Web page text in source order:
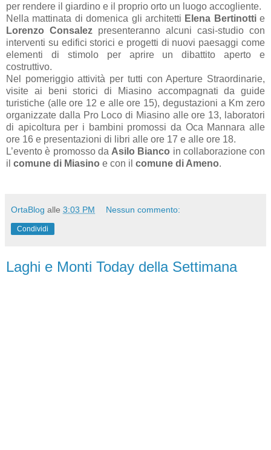
per rendere il giardino e il proprio orto un luogo accogliente.
Nella mattinata di domenica gli architetti Elena Bertinottie
Lorenzo Consalez presenteranno alcuni casi-studio con
interventi su edifici storici e progetti di nuovi paesaggi come
elementi di stimolo per aprire un dibattito aperto e
costruttivo.
Nel pomeriggio attività per tutti con Aperture Straordinarie,
visite ai beni storici di Miasino accompagnati da guide
turistiche (alle ore 12 e alle ore 15), degustazioni a Km zero
organizzate dalla Pro Loco di Miasino alle ore 13, laboratori
di apicoltura per i bambini promossi da Oca Mannara alle
ore 16 e presentazioni di libri alle ore 17 e alle ore 18.
L’evento è promosso da Asilo Bianco in collaborazione con
il comune di Miasino e con il comune di Ameno.
OrtaBlog alle 3:03 PM Nessun commento:
Condividi
Laghi e Monti Today della Settimana